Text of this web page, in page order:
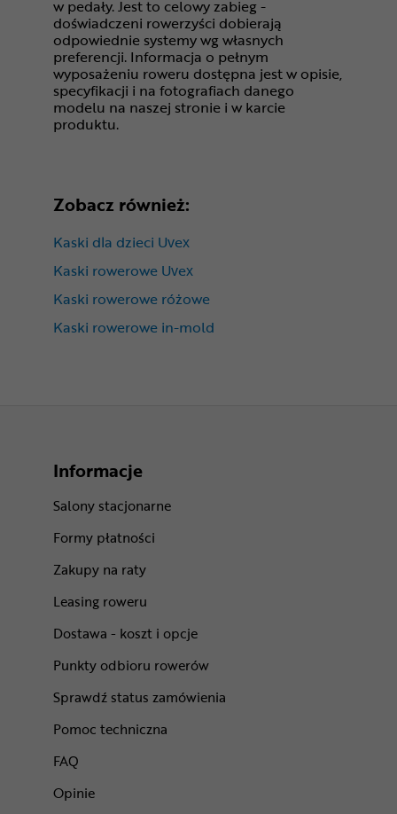
w pedały. Jest to celowy zabieg -
doświadczeni rowerzyści dobierają
odpowiednie systemy wg własnych
preferencji. Informacja o pełnym
wyposażeniu roweru dostępna jest w opisie,
specyfikacji i na fotografiach danego
modelu na naszej stronie i w karcie
produktu.
Zobacz również:
Kaski dla dzieci Uvex
Kaski rowerowe Uvex
Kaski rowerowe różowe
Kaski rowerowe in-mold
Informacje
Salony stacjonarne
Formy płatności
Zakupy na raty
Leasing roweru
Dostawa - koszt i opcje
Punkty odbioru rowerów
Sprawdź status zamówienia
Pomoc techniczna
FAQ
Opinie